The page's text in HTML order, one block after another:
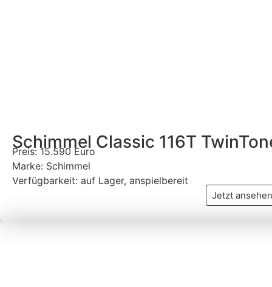
Schimmel Classic 116T
Preis: 15.590 Euro
Marke: Schimmel
Verfügbarkeit: auf Lager, anspielbereit
Jetzt ansehen